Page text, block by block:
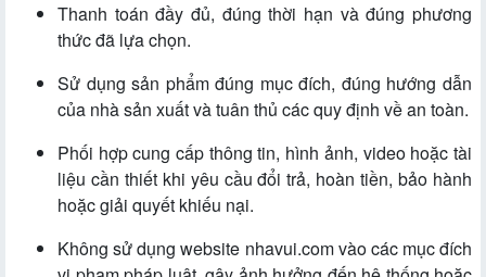
Thanh toán đầy đủ, đúng thời hạn và đúng phương
thức đã lựa chọn.
Sử dụng sản phẩm đúng mục đích, đúng hướng dẫn
của nhà sản xuất và tuân thủ các quy định về an toàn.
Phối hợp cung cấp thông tin, hình ảnh, video hoặc tài
liệu cần thiết khi yêu cầu đổi trả, hoàn tiền, bảo hành
hoặc giải quyết khiếu nại.
Không sử dụng website nhavui.com vào các mục đích